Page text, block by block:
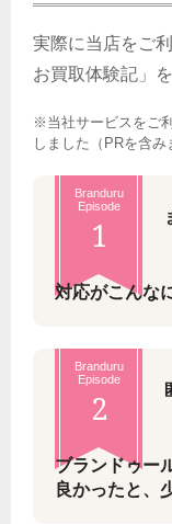
実際に当店をご
お買取体験記」
※当社サービスをご
しました（PRを含み
Branduru
Episode
1
対応がこんな
Branduru
Episode
2
ブランドゥー
良かったと、